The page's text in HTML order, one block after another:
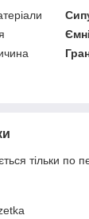
тільки по